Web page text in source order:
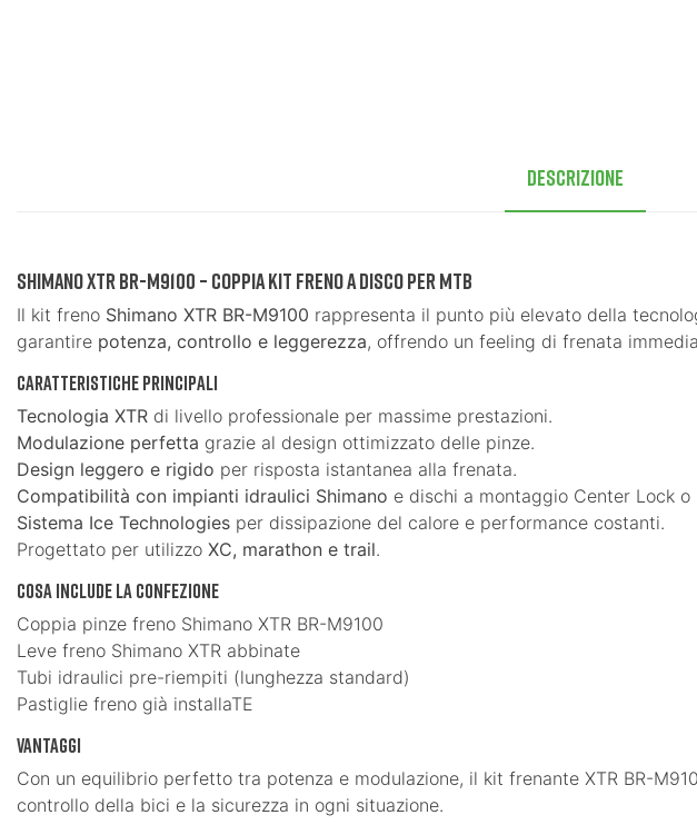
Descrizione
Shimano XTR BR-M9100 – Coppia Kit Freno a Disco per MTB
Il kit freno Shimano XTR BR-M9100 rappresenta il punto più elevato della
garantire potenza, controllo e leggerezza, offrendo un feeling di frenata
Caratteristiche principali
Tecnologia XTR di livello professionale per massime prestazioni.
Modulazione perfetta grazie al design ottimizzato delle pinze.
Design leggero e rigido per risposta istantanea alla frenata.
Compatibilità con impianti idraulici Shimano e dischi a montaggio Center Lock
Sistema Ice Technologies per dissipazione del calore e performance costanti.
Progettato per utilizzo XC, marathon e trail.
Cosa include la confezione
Coppia pinze freno Shimano XTR BR-M9100
Leve freno Shimano XTR abbinate
Tubi idraulici pre-riempiti (lunghezza standard)
Pastiglie freno già installaTE
Vantaggi
Con un equilibrio perfetto tra potenza e modulazione, il kit frenante XTR BR-
controllo della bici e la sicurezza in ogni situazione.